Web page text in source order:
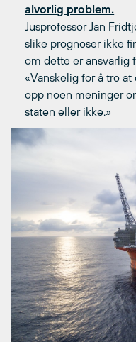
alvorlig problem.
Jusprofessor Jan
slike prognoser ikke
om dette er ansvarlig
«Vanskelig for å tro
opp noen meninger
staten eller ikke.»